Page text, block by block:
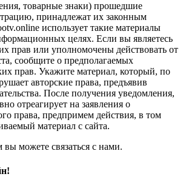
товарные знаки) прошедшие
принадлежат их законным
использует такие материалы
целях. Если вы являетесь
прав или уполномочены действовать от
сообщите о предполагаемых
прав. Укажите материал, который, по
авторские права, предъявив
После получения уведомления,
отреагирует на заявления о
права, предпримем действия, в том
материал с сайта.
можете связаться с нами.